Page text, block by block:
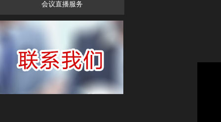
会议直播服务